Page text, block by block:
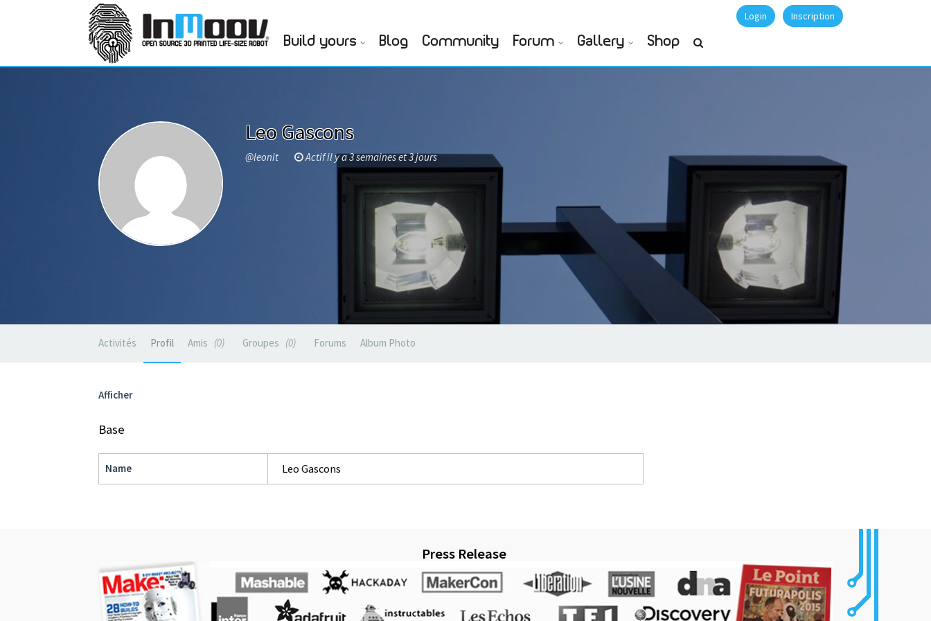
Login Inscription
Build yours Blog Community Forum Gallery Shop
Leo Gascons
@leonit Actif il y a 3 semaines et 3 jours
Activités Profil Amis 0 Groupes 0 Forums Album Photo
Afficher
Base
Name Leo Gascons
Press Release